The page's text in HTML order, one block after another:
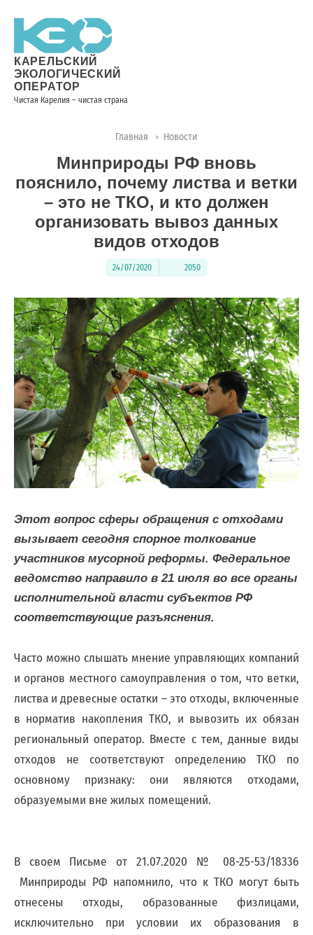
КАРЕЛЬСКИЙ
ЭКОЛОГИЧЕСКИЙ
ОПЕРАТОР
Чистая Карелия – чистая страна
о невывозе
ТКО
и ответы
операторы
диспетчера
по
качества
вывоза
28-14
По
вопросам
заключения
договоров
и
оплаты
за
по
обращению
с
Для
(договоры,
допсоглашения):
8
79-
82-86
;
по
платежным
документам
(неполучение,
смена
Главная > Новости
Минприроды РФ вновь
пояснило, почему листва и ветки
– это не ТКО, и кто должен
организовать вывоз данных
видов отходов
24/07/2020 2050
Этот вопрос сферы обращения с отходами
вызывает сегодня спорное толкование
участников мусорной реформы. Федеральное
ведомство направило в 21 июля во все органы
исполнительной власти субъектов РФ
соответствующие разъяснения.
Часто можно слышать мнение управляющих компаний
и органов местного самоуправления о том, что ветки,
листва и древесные остатки – это отходы, включенные
в норматив накопления ТКО, и вывозить их обязан
региональный оператор. Вместе с тем, данные виды
отходов не соответствуют определению ТКО по
основному признаку: они являются отходами,
образуемыми вне жилых помещений.
В своем Письме от 21.07.2020 № 08-25-53/18336
Минприроды РФ напомнило, что к ТКО могут быть
отнесены отходы, образованные физлицами,
исключительно при условии их образования в